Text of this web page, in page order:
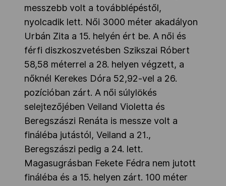
messzebb volt a továbblépéstől,
nyolcadik lett. Női 3000 méter akadályon
Urbán Zita a 15. helyén ért be. A női és
férfi diszkoszvetésben Szikszai Róbert
58,58 méterrel a 28. helyen végzett, a
nőknél Kerekes Dóra 52,92-vel a 26.
pozícióban zárt. A női súlylökés
selejtezőjében Veiland Violetta és
Beregszászi Renáta is messze volt a
fináléba jutástól, Veiland a 21.,
Beregszászi pedig a 24. lett.
Magasugrásban Fekete Fédra nem jutott
fináléba és a 15. helyen zárt. 100 méter